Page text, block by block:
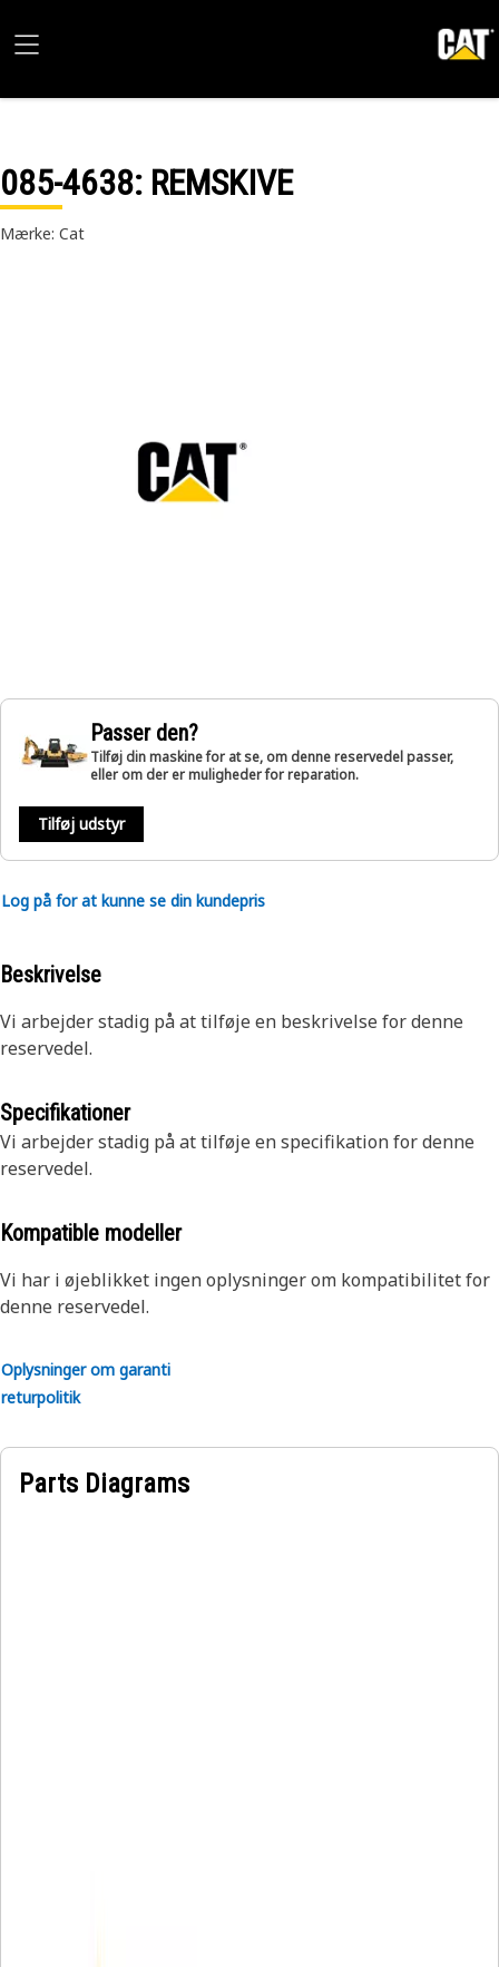
085-4638: REMSKIVE
Mærke: Cat
Passer den?
Tilføj din maskine for at se, om denne reservedel passer,
eller om der er muligheder for reparation.
Tilføj udstyr
Log på for at kunne se din kundepris
Beskrivelse
Vi arbejder stadig på at tilføje en beskrivelse for denne
reservedel.
Specifikationer
Vi arbejder stadig på at tilføje en specifikation for denne
reservedel.
Kompatible modeller
Vi har i øjeblikket ingen oplysninger om kompatibilitet for
denne reservedel.
Oplysninger om garanti
returpolitik
Parts Diagrams